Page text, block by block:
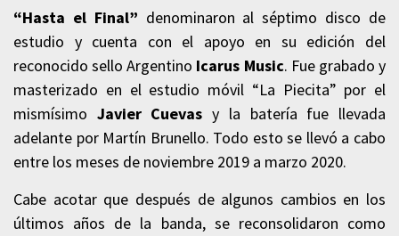
“Hasta el Final” denominaron al séptimo disco de
estudio y cuenta con el apoyo en su edición del
reconocido sello Argentino Icarus Music. Fue grabado y
masterizado en el estudio móvil “La Piecita” por el
mismísimo Javier Cuevas y la batería fue llevada
adelante por Martín Brunello. Todo esto se llevó a cabo
entre los meses de noviembre 2019 a marzo 2020.
Cabe acotar que después de algunos cambios en los
últimos años de la banda, se reconsolidaron como